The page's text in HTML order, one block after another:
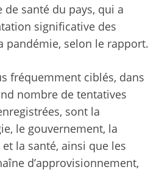
santé du pays, qui a
significative des
pandémie, selon le rapport.
fréquemment ciblés, dans
nombre de tentatives
sont la
le gouvernement, la
la santé, ainsi que les
d’approvisionnement,